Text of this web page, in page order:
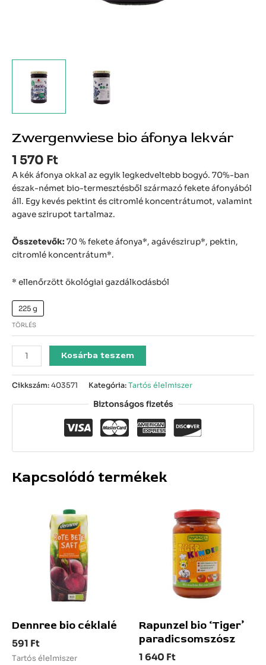
Zwergenwiese bio áfonya lekvár
1 570 Ft
A kék áfonya okkal az egyik legkedveltebb bogyó. 70%-ban
észak-német bio-termesztésből származó fekete áfonyából
áll. Egy kevés pektint és citromlé koncentrátumot, valamint
agave szirupot tartalmaz.
Összetevők: 70 % fekete áfonya*, agávészirup*, pektin,
citromlé koncentrátum*.
* ellenőrzött ökológiai gazdálkodásból
225 g
TÖRLÉS
Kosárba teszem
Cikkszám:403571 Kategória:Tartós élelmiszer
Biztonságos fizetés
Kapcsolódó termékek
Dennree bio céklalé
591 Ft
Tartós élelmiszer
Rapunzel bio ‘Tiger’
paradicsomszósz
1 640 Ft